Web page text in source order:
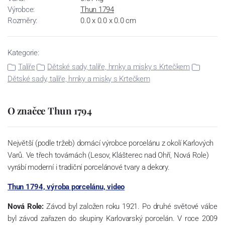
Výrobce:
Thun 1794
Rozměry:
0.0 x 0.0 x 0.0 cm
Kategorie:
Talíře
Dětské sady, talíře, hrnky a misky s Krtečkem
Dětské sady, talíře, hrnky a misky s Krtečkem
O značce Thun 1794
Největší (podle tržeb) domácí výrobce porcelánu z okolí Karlových
Varů. Ve třech továrnách (Lesov, Klášterec nad Ohří, Nová Role)
vyrábí moderní i tradiční porcelánové tvary a dekory.
Thun 1794, výroba porcelánu, video
Nová Role: Závod byl založen roku 1921. Po druhé světové válce
byl závod zařazen do skupiny Karlovarský porcelán. V roce 2009